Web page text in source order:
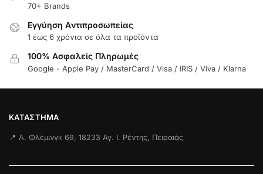
70+ Brands
Εγγύηση Aντιπροσωπείας
1 έως 6 χρόνια σε όλα τα προϊόντα
100% Ασφαλείς Πληρωμές
Google - Apple Pay / MasterCard / Visa / IRIS / Viva / Klarna
ΚΑΤΆΣΤΗΜΑ
📍 Λ. Φλέμινγκ 69, 18233 Αγ. Ι. Ρέντης, Πειραιάς